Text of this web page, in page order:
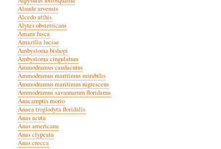
Alauda arvensis
Alcedo atthis
Alytes obstetricans
Amara fusca
Amazilia luciae
Ambystoma bishopi
Ambystoma cingulatum
Ammodramus caudacutus
Ammodramus maritimus mirabilis
Ammodramus maritimus nigrescens
Ammodramus savannarum floridanus
Anacamptis morio
Anaea troglodyta floridalis
Anas acuta
Anas americana
Anas clypeata
Anas crecca